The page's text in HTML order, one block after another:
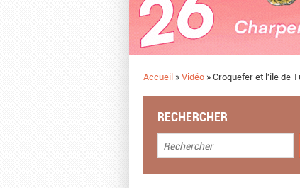
Accueil »Vidéo »Croquefer et l'île de
RECHERCHER